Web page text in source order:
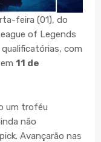
feira (01), do
of Legends
qualificatórias, com
11 de
um troféu
não
Avançarão nas